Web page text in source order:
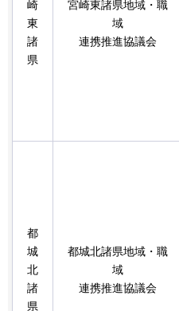
崎
東
諸
県
宮崎東諸県地域・職
域
連携推進協議会
都
城
北
諸
県
都城北諸県地域・職
域
連携推進協議会